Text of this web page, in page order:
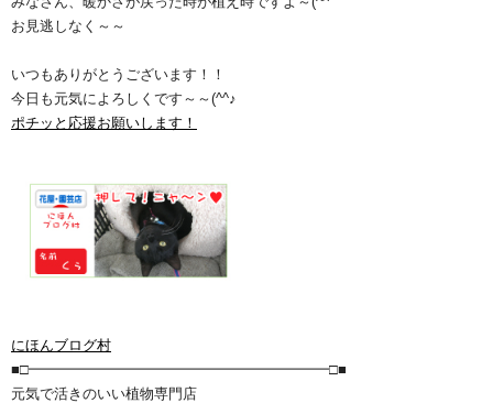
お見逃しなく～～
いつもありがとうございます！！
今日も元気によろしくです～～(^^♪
ポチッと応援お願いします！
にほんブログ村
■□━━━━━━━━━━━━━━━━━━━━━□■
元気で活きのいい植物専門店